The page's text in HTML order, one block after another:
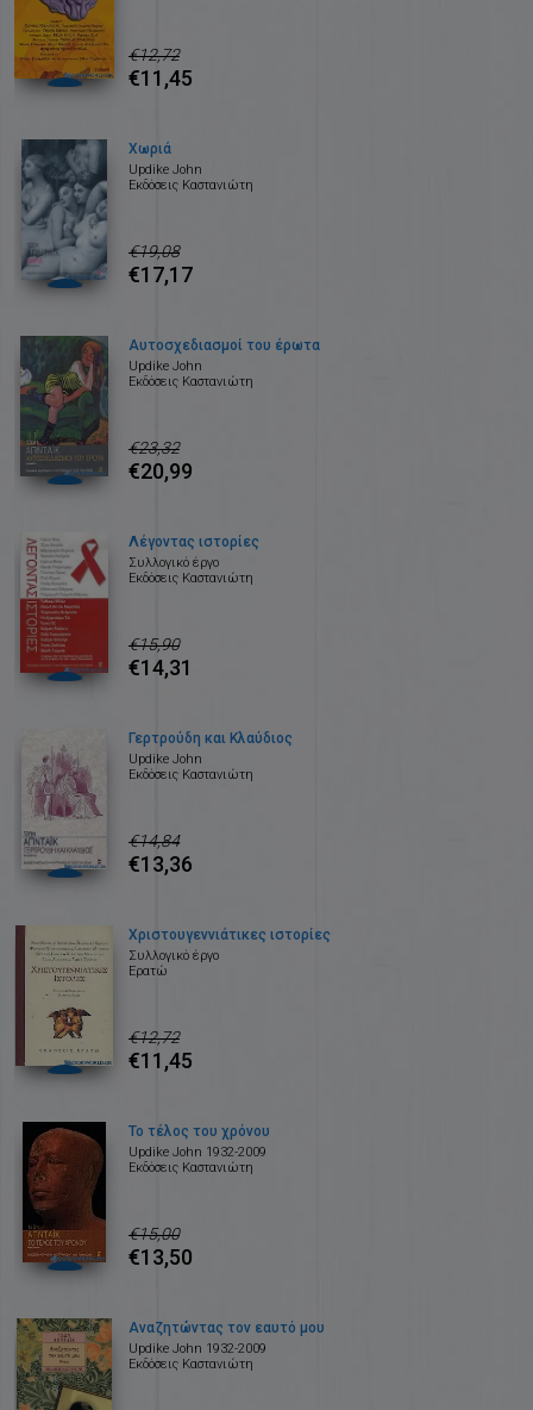
€12,72
€11,45
Χωριά
Updike John
Εκδόσεις Καστανιώτη
€19,08
€17,17
Αυτοσχεδιασμοί του έρωτα
Updike John
Εκδόσεις Καστανιώτη
€23,32
€20,99
Λέγοντας ιστορίες
Συλλογικό έργο
Εκδόσεις Καστανιώτη
€15,90
€14,31
Γερτρούδη και Κλαύδιος
Updike John
Εκδόσεις Καστανιώτη
€14,84
€13,36
Χριστουγεννιάτικες ιστορίες
Συλλογικό έργο
Ερατώ
€12,72
€11,45
Το τέλος του χρόνου
Updike John 1932-2009
Εκδόσεις Καστανιώτη
€15,00
€13,50
Αναζητώντας τον εαυτό μου
Updike John 1932-2009
Εκδόσεις Καστανιώτη